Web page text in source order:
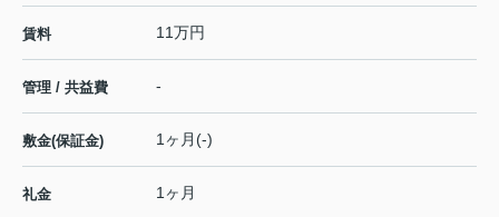
賃料 11万円
管理 / 共益費 -
敷金(保証金) 1ヶ月(-)
礼金 1ヶ月